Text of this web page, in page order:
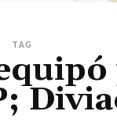
TAG